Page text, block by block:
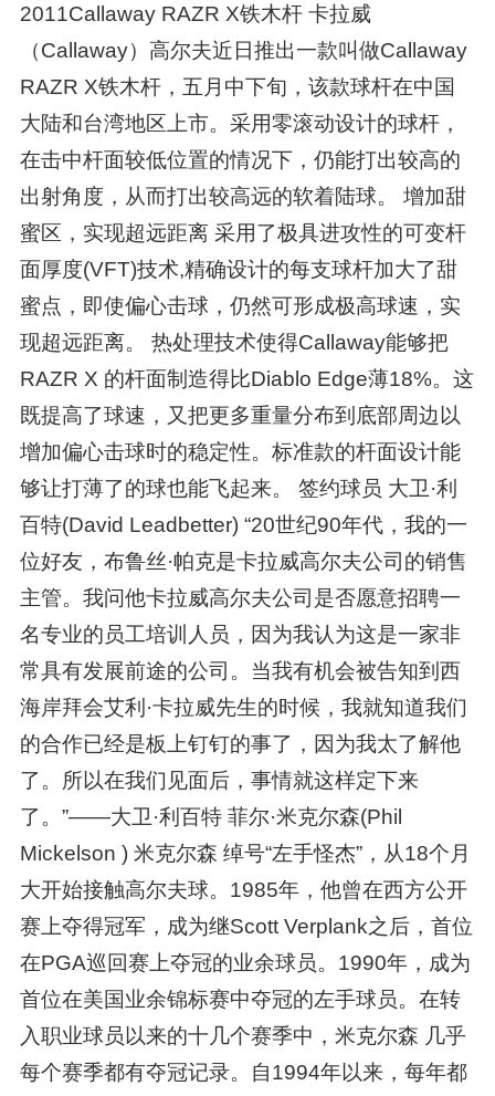
2011Callaway RAZR X铁木杆 卡拉威
（Callaway）高尔夫近日推出一款叫做Callaway
RAZR X铁木杆，五月中下旬，该款球杆在中国
大陆和台湾地区上市。采用零滚动设计的球杆，
在击中杆面较低位置的情况下，仍能打出较高的
出射角度，从而打出较高远的软着陆球。 增加甜
蜜区，实现超远距离 采用了极具进攻性的可变杆
面厚度(VFT)技术,精确设计的每支球杆加大了甜
蜜点，即使偏心击球，仍然可形成极高球速，实
现超远距离。 热处理技术使得Callaway能够把
RAZR X 的杆面制造得比Diablo Edge薄18%。这
既提高了球速，又把更多重量分布到底部周边以
增加偏心击球时的稳定性。标准款的杆面设计能
够让打薄了的球也能飞起来。 签约球员 大卫·利
百特(David Leadbetter) “20世纪90年代，我的一
位好友，布鲁丝·帕克是卡拉威高尔夫公司的销售
主管。我问他卡拉威高尔夫公司是否愿意招聘一
名专业的员工培训人员，因为我认为这是一家非
常具有发展前途的公司。当我有机会被告知到西
海岸拜会艾利·卡拉威先生的时候，我就知道我们
的合作已经是板上钉钉的事了，因为我太了解他
了。所以在我们见面后，事情就这样定下来
了。”——大卫·利百特 菲尔·米克尔森(Phil
Mickelson ) 米克尔森 绰号“左手怪杰”，从18个月
大开始接触高尔夫球。1985年，他曾在西方公开
赛上夺得冠军，成为继Scott Verplank之后，首位
在PGA巡回赛上夺冠的业余球员。1990年，成为
首位在美国业余锦标赛中夺冠的左手球员。在转
入职业球员以来的十几个赛季中，米克尔森 几乎
每个赛季都有夺冠记录。自1994年以来，每年都